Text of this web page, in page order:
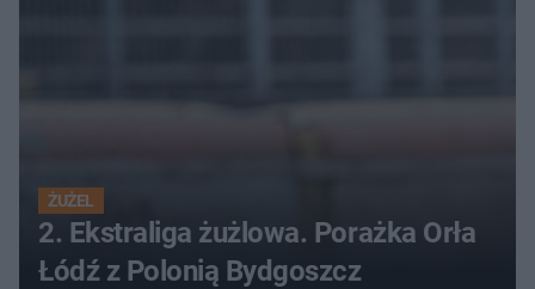
ŻUŻEL
2. Ekstraliga żużlowa. Porażka Orła
Łódź z Polonią Bydgoszcz